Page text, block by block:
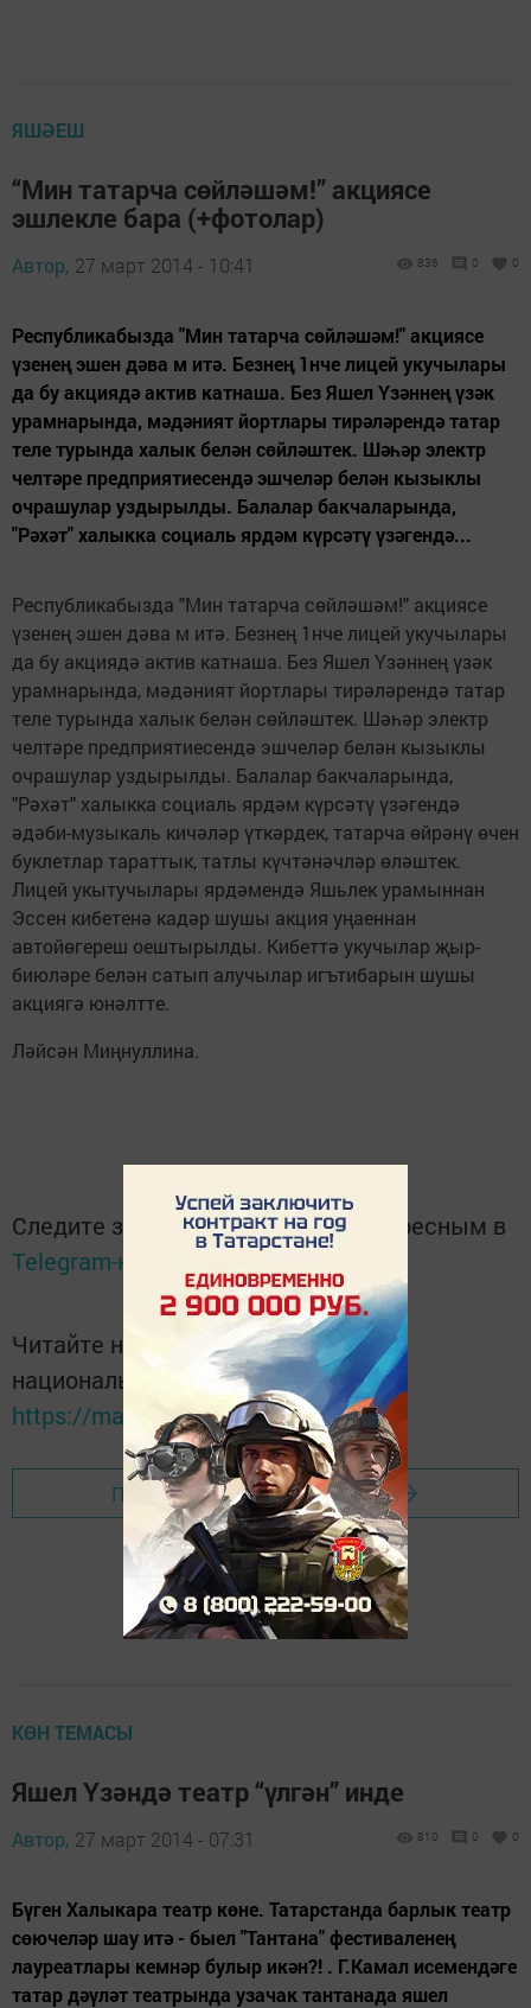
ЯШӘЕШ
“Мин татарча сөйләшәм!” акциясе
эшлекле бара (+фотолар)
Автор, 27 март 2014 - 10:41 836 0 0
Республикабызда "Мин татарча сөйләшәм!" акциясе
үзенең эшен дәва м итә. Безнең 1нче лицей укучылары
да бу акциядә актив катнаша. Без Яшел Үзәннең үзәк
урамнарында, мәдәният йортлары тирәләрендә татар
теле турында халык белән сөйләштек. Шәһәр электр
челтәре предприятиесендә эшчеләр белән кызыклы
очрашулар уздырылды. Балалар бакчаларында,
"Рәхәт" халыкка социаль ярдәм күрсәтү үзәгендә...
Республикабызда "Мин татарча сөйләшәм!" акциясе
үзенең эшен дәва м итә. Безнең 1нче лицей укучылары
да бу акциядә актив катнаша. Без Яшел Үзәннең үзәк
урамнарында, мәдәният йортлары тирәләрендә татар
теле турында халык белән сөйләштек. Шәһәр электр
челтәре предприятиесендә эшчеләр белән кызыклы
очрашулар уздырылды. Балалар бакчаларында,
"Рәхәт" халыкка социаль ярдәм күрсәтү үзәгендә
әдәби-музыкаль кичәләр үткәрдек, татарча өйрәнү өчен
буклетлар тараттык, татлы күчтәнәчләр өләштек.
Лицей укытучылары ярдәмендә Яшьлек урамыннан
Эссен кибетенә кадәр шушы акция уңаеннан
автойөгереш оештырылды. Кибеттә укучылар җыр-
биюләре белән сатып алучылар игътибарын шушы
акциягә юнәлтте.
Ләйсән Миңнуллина.
Следите за самым важным и интересным в
Telegram-канале
Татмедиа
Читайте новости Татарстана в
национальном мессенджере MАХ:
https://max.ru/tatmedia
Перейти на страницу новости
КӨН ТЕМАСЫ
Яшел Үзәндә театр “үлгән” инде
Автор, 27 март 2014 - 07:31 810 0 0
Бүген Халыкара театр көне. Татарстанда барлык театр
сөючеләр шау итә - быел "Тантана" фестиваленең
лауреатлары кемнәр булыр икән?! . Г.Камал исемендәге
татар дәүләт театрында узачак тантанада яшел